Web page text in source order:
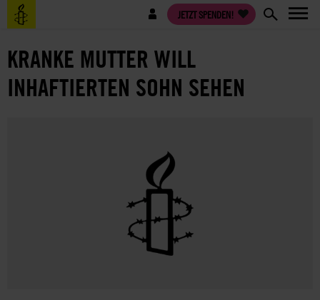
Direkt
zum
Benutzermenü JETZT SPENDEN!
KRANKE MUTTER WILL
INHAFTIERTEN SOHN SEHEN